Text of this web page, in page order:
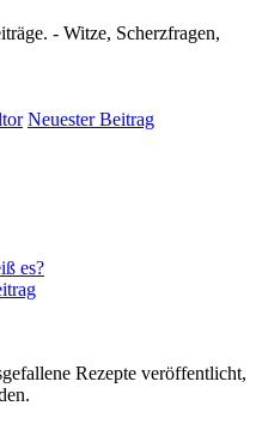
- Witze, Scherzfragen,
Neuester Beitrag
es?
Rezepte veröffentlicht,